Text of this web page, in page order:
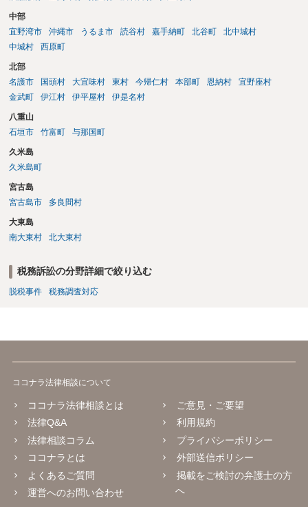
中部
宜野湾市
沖縄市 うるま市 読谷村 嘉手納町 北谷町
北中城村
中城村
西原町
北部
名護市
国頭村 大宜味村 東村 今帰仁村 本部町 恩納村
宜野座村
金武町
伊江村 伊平屋村 伊是名村
八重山
石垣市
竹富町 与那国町
久米島
久米島町
宮古島
宮古島市
多良間村
大東島
南大東村
北大東村
税務訴訟の分野詳細で絞り込む
脱税事件 税務調査対応
ココナラ法律相談について
ココナラ法律相談とは
法律Q&A
法律相談コラム
ココナラとは
よくあるご質問
運営へのお問い合わせ
ご意見・ご要望
利用規約
プライバシーポリシー
外部送信ポリシー
掲載をご検討の弁護士の方
へ